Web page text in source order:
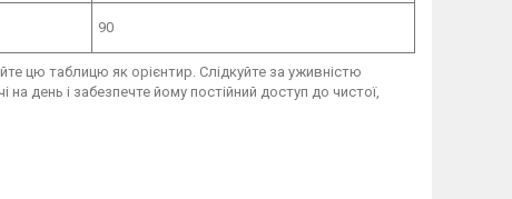
90
цю таблицю як орієнтир. Слідкуйте за уживністю
день і забезпечте йому постійний доступ до чистої,